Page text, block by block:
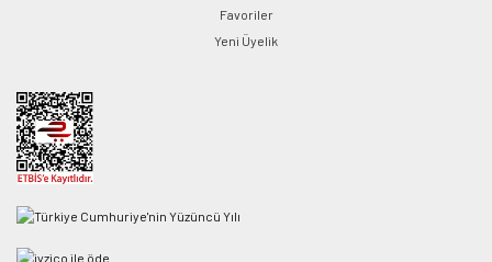
Favoriler
Yeni Üyelik